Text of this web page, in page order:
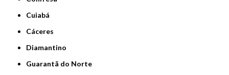
Cuiabá
Cáceres
Diamantino
Guarantã do Norte